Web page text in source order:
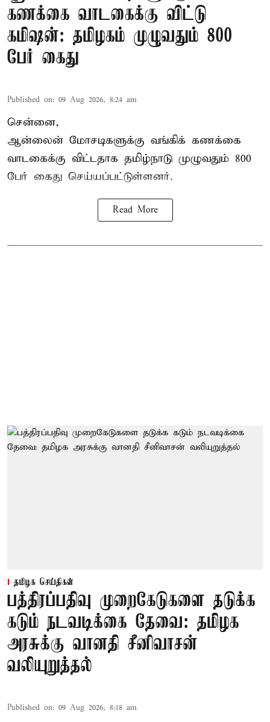
கணக்கை வாடகைக்கு விட்டு
கமிஷன்: தமிழகம் முழுவதும் 800
பேர் கைது
Published on: 09 Aug 2026, 8:24 am
சென்னை,
ஆன்லைன் மோசடிகளுக்கு வங்கிக் கணக்கை
வாடகைக்கு விட்டதாக தமிழ்நாடு முழுவதும் 800
பேர் கைது செய்யப்பட்டுள்ளனர்.
Read More
தமிழக செய்திகள்
பத்திரப்பதிவு முறைகேடுகளை தடுக்க
கடும் நடவடிக்கை தேவை: தமிழக
அரசுக்கு வானதி சீனிவாசன்
வலியுறுத்தல்
Published on: 09 Aug 2026, 8:18 am